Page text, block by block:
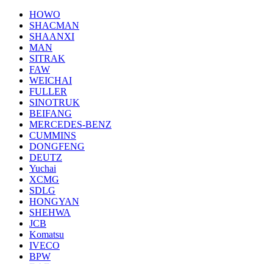
HOWO
SHACMAN
SHAANXI
MAN
SITRAK
FAW
WEICHAI
FULLER
SINOTRUK
BEIFANG
MERCEDES-BENZ
CUMMINS
DONGFENG
DEUTZ
Yuchai
XCMG
SDLG
HONGYAN
SHEHWA
JCB
Komatsu
IVECO
BPW